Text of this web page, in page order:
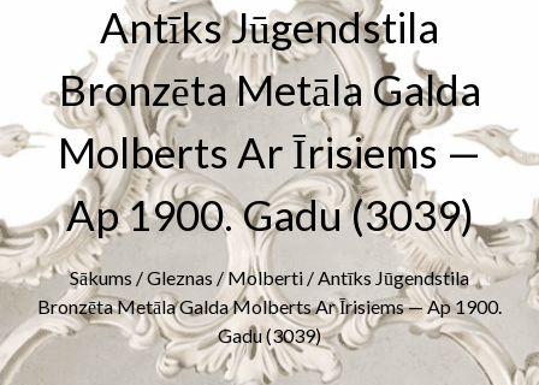
Antīks Jūgendstila
Bronzēta Metāla Galda
Molberts Ar Īrisiems —
Ap 1900. Gadu (3039)
Sākums /Gleznas /Molberti / Antīks Jūgendstila
Bronzēta Metāla Galda Molberts Ar Īrisiems — Ap 1900.
Gadu (3039)